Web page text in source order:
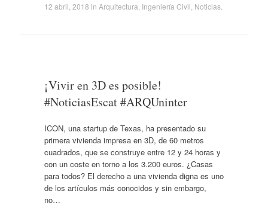
12 abril, 2018 in Arquitectura Ingeniería Civil Noticias.
¡Vivir en 3D es posible!
#NoticiasEscat #ARQUninter
ICON, una startup de Texas, ha presentado su
primera vivienda impresa en 3D, de 60 metros
cuadrados, que se construye entre 12 y 24 horas y
con un coste en torno a los 3.200 euros. ¿Casas
para todos? El derecho a una vivienda digna es uno
de los artículos más conocidos y sin embargo,
no…